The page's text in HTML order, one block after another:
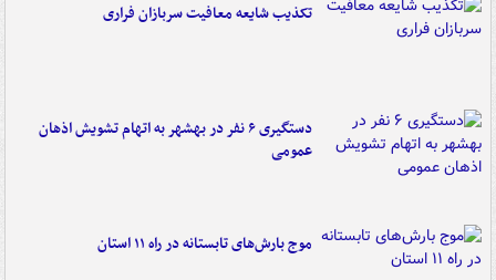
تکذیب شایعه معافیت سربازان فراری
دستگیری ۶ نفر در بهشهر به اتهام تشویش اذهان
عمومی
موج بارش‌های تابستانه در راه ۱۱ استان